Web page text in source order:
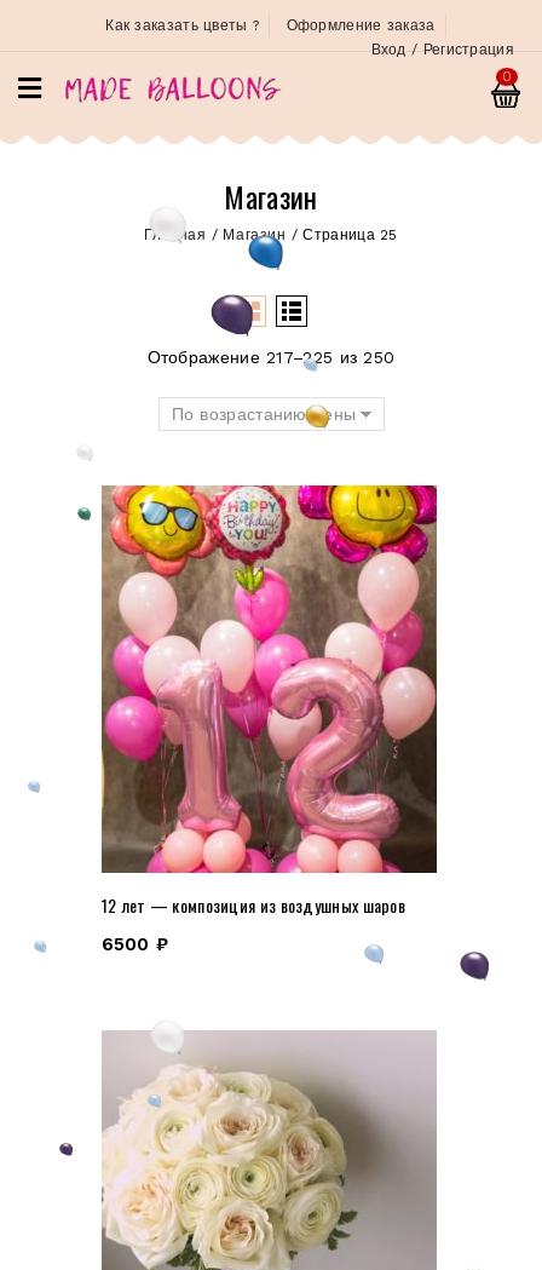
Как заказать цветы ?
Оформление заказа
Вход / Регистрация
0
Магазин
Главная / Магазин /Страница 25
Отображение 217–225 из 250
По возрастанию цены
12 лет — композиция из воздушных шаров
6500 ₽